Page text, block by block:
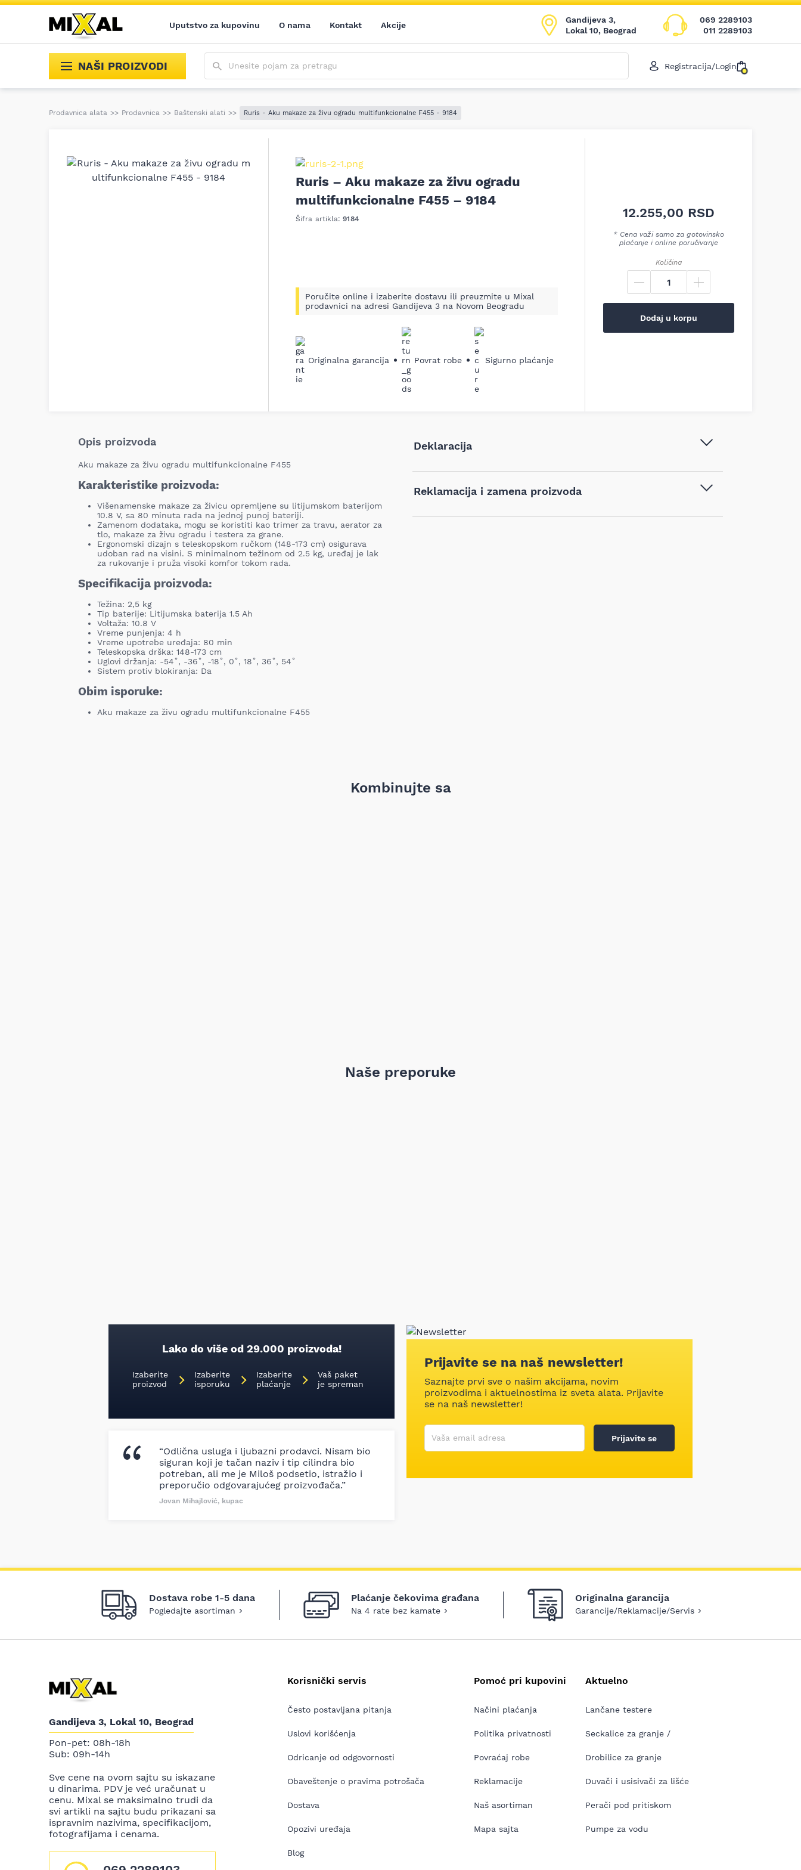
Uputstvo za kupovinu O nama Kontakt Akcije
Gandijeva 3,
Lokal 10, Beograd
069 2289103
011 2289103
NAŠI PROIZVODI Registracija/Login
Prodavnica alata >> Prodavnica >> Baštenski alati >> Ruris - Aku makaze za živu ogradu multifunkcionalne F455 - 9184
Ruris – Aku makaze za živu ogradu
multifunkcionalne F455 – 9184
Šifra artikla:9184
Poručite online i izaberite dostavu ili preuzmite u Mixal
prodavnici na adresi Gandijeva 3 na Novom Beogradu
Originalna garancija Povrat robe Sigurno plaćanje
12.255,00 RSD
* Cena važi samo za gotovinsko
plaćanje i online poručivanje
Količina
Dodaj u korpu
Opis proizvoda
Aku makaze za živu ogradu multifunkcionalne F455
Karakteristike proizvoda:
Višenamenske makaze za živicu opremljene su litijumskom baterijom
10.8 V, sa 80 minuta rada na jednoj punoj bateriji.
Zamenom dodataka, mogu se koristiti kao trimer za travu, aerator za
tlo, makaze za živu ogradu i testera za grane.
Ergonomski dizajn s teleskopskom ručkom (148-173 cm) osigurava
udoban rad na visini. S minimalnom težinom od 2.5 kg, uređaj je lak
za rukovanje i pruža visoki komfor tokom rada.
Specifikacija proizvoda:
Težina: 2,5 kg
Tip baterije: Litijumska baterija 1.5 Ah
Voltaža: 10.8 V
Vreme punjenja: 4 h
Vreme upotrebe uređaja: 80 min
Teleskopska drška: 148-173 cm
Uglovi držanja: -54˚, -36˚, -18˚, 0˚, 18˚, 36˚, 54˚
Sistem protiv blokiranja: Da
Obim isporuke:
Aku makaze za živu ogradu multifunkcionalne F455
Deklaracija
multifunkcionalne F455 - 9184
Reklamacija i zamena proizvoda
Kombinujte sa
Naše preporuke
Lako do više od 29.000 proizvoda!
Izaberite
proizvod
Izaberite
isporuku
Izaberite
plaćanje
Vaš paket
je spreman
“Odlična usluga i ljubazni prodavci. Nisam bio
siguran koji je tačan naziv i tip cilindra bio
potreban, ali me je Miloš podsetio, istražio i
preporučio odgovarajućeg proizvođača.”
Jovan Mihajlović, kupac
Prijavite se na naš newsletter!
Saznajte prvi sve o našim akcijama, novim
proizvodima i aktuelnostima iz sveta alata. Prijavite
se na naš newsletter!
Korisničko ime
Vaša email adresa
Prijavite se
Dostava robe 1-5 dana
Pogledajte asortiman
Plaćanje čekovima građana
Na 4 rate bez kamate
Originalna garancija
Garancije/Reklamacije/Servis
Gandijeva 3, Lokal 10, Beograd
Pon-pet: 08h-18h
Sub: 09h-14h
Sve cene na ovom sajtu su iskazane
u dinarima. PDV je već uračunat u
cenu. Mixal se maksimalno trudi da
svi artikli na sajtu budu prikazani sa
ispravnim nazivima, specifikacijom,
fotografijama i cenama.
Korisnički servis
Često postavljana pitanja
Uslovi korišćenja
Odricanje od odgovornosti
Obaveštenje o pravima potrošača
Dostava
Opozivi uređaja
Blog
Pomoć pri kupovini
Načini plaćanja
Politika privatnosti
Povraćaj robe
Reklamacije
Naš asortiman
Mapa sajta
Aktuelno
Lančane testere
Seckalice za granje /
Drobilice za granje
Duvači i usisivači za lišće
Perači pod pritiskom
Pumpe za vodu